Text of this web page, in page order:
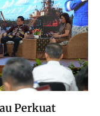
Perkuat